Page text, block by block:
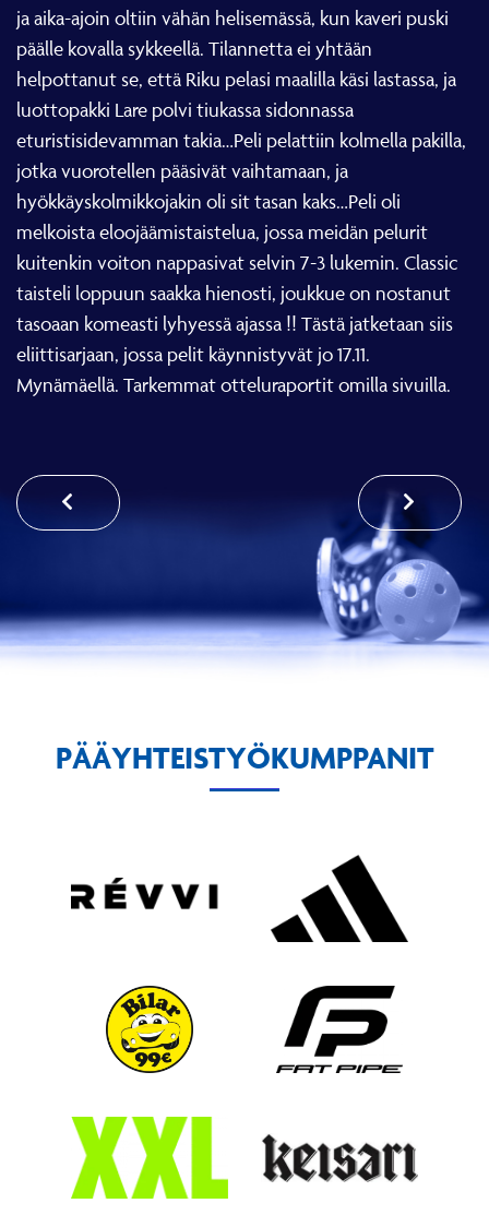
ja aika-ajoin oltiin vähän helisemässä, kun kaveri puski
päälle kovalla sykkeellä. Tilannetta ei yhtään
helpottanut se, että Riku pelasi maalilla käsi lastassa, ja
luottopakki Lare polvi tiukassa sidonnassa
eturistisidevamman takia…Peli pelattiin kolmella pakilla,
jotka vuorotellen pääsivät vaihtamaan, ja
hyökkäyskolmikkojakin oli sit tasan kaks…Peli oli
melkoista eloojäämistaistelua, jossa meidän pelurit
kuitenkin voiton nappasivat selvin 7-3 lukemin. Classic
taisteli loppuun saakka hienosti, joukkue on nostanut
tasoaan komeasti lyhyessä ajassa !! Tästä jatketaan siis
eliittisarjaan, jossa pelit käynnistyvät jo 17.11.
Mynämäellä. Tarkemmat otteluraportit omilla sivuilla.
PÄÄYHTEISTYÖKUMPPANIT